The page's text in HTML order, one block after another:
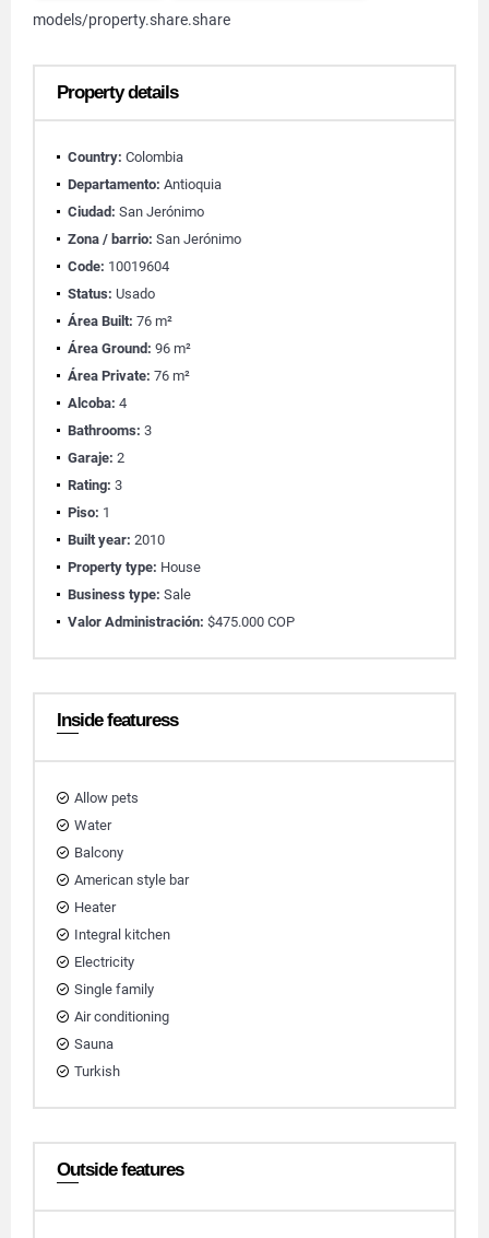
models/property.share.share
Property details
Country: Colombia
Departamento: Antioquia
Ciudad: San Jerónimo
Zona / barrio: San Jerónimo
Code: 10019604
Status: Usado
Área Built: 76 m²
Área Ground: 96 m²
Área Private: 76 m²
Alcoba: 4
Bathrooms: 3
Garaje: 2
Rating: 3
Piso: 1
Built year: 2010
Property type: House
Business type: Sale
Valor Administración: $475.000 COP
Inside featuress
Allow pets
Water
Balcony
American style bar
Heater
Integral kitchen
Electricity
Single family
Air conditioning
Sauna
Turkish
Outside features